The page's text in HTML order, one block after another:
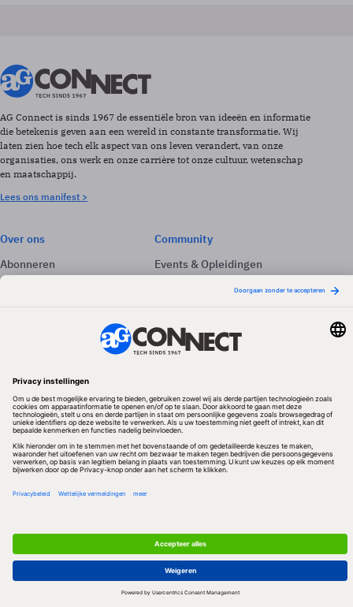
AG Connect is sinds 1967 de essentiële bron van ideeën en informatie
die betekenis geven aan een wereld in constante transformatie. Wij
laten zien hoe tech elk aspect van ons leven verandert, van onze
organisaties, ons werk en onze carrière tot onze cultuur, wetenschap
en maatschappij.
Lees ons manifest >
Over ons
Abonneren
Adverteren
Community
Events & Opleidingen
Volg ons
Redactionele partner
Algemene Voorwaarden & Copyrights